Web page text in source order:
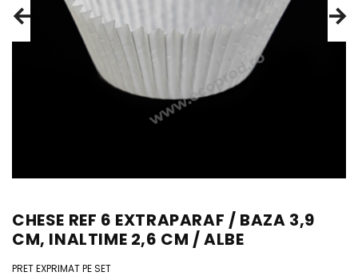
CHESE REF 6 EXTRAPARAF / BAZA 3,9
CM, INALTIME 2,6 CM / ALBE
PRET EXPRIMAT PE SET